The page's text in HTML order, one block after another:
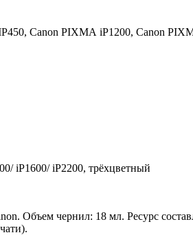
Canon PIXMA iP1200, Canon
iP1600/ iP2200, трёхцветный
чернил: 18 мл. Ресурс